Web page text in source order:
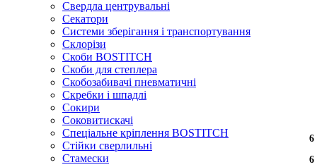
Свердла центрувальні
Секатори
Системи зберігання і транспортування
Склорізи
Скоби BOSTITCH
Скоби для степлера
Скобозабивачі пневматичні
Скребки і шпадлі
Сокири
Соковитискачі
Спеціальне кріплення BOSTITCH
Стійки сверлильні
Стамески
6
6
6
6
6
6
6
6